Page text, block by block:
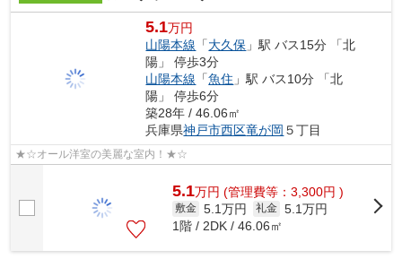
5.1万円
山陽本線 「大久保 」駅 バス15分 「北
陽」 停歩3分
山陽本線 「魚住 」駅 バス10分 「北
陽」 停歩6分
築28年 / 46.06㎡
兵庫県神戸市西区竜が岡 ５丁目
★☆オール洋室の美麗な室内！★☆
5.1万円 (管理費等：3,300円 )
敷金 5.1万円 礼金 5.1万円
1階 / 2DK / 46.06㎡